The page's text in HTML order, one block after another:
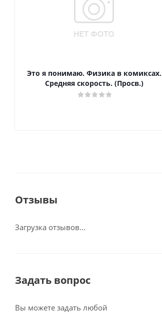
Это я понимаю. Физика в комиксах.
Средняя скорость. (Просв.)
Отзывы
Загрузка отзывов...
Задать вопрос
Вы можете задать любой